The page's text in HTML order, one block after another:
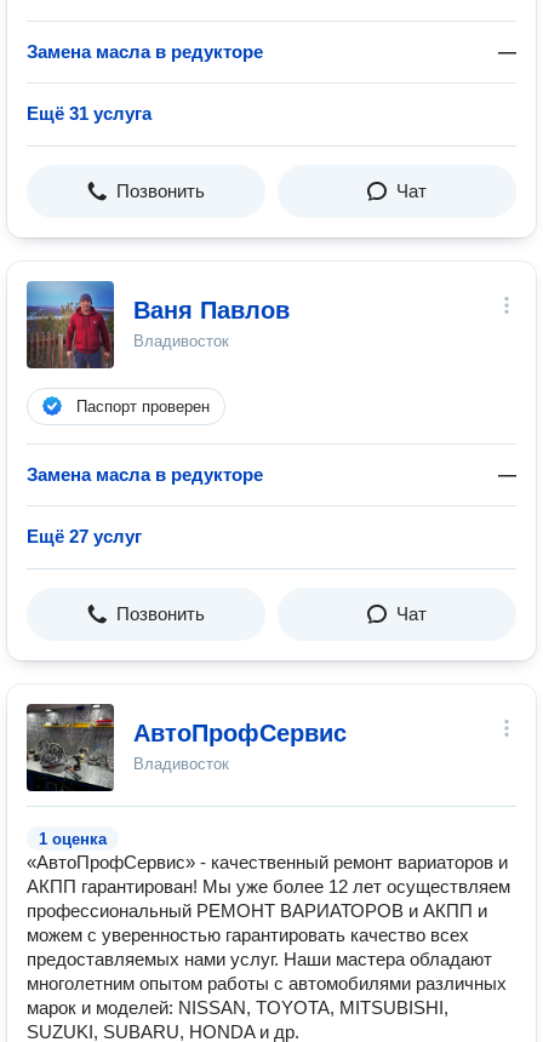
Замена масла в редукторе —
Ещё 31 услуга
Позвонить Чат
Ваня Павлов
Владивосток
Паспорт проверен
Замена масла в редукторе —
Ещё 27 услуг
Позвонить Чат
АвтоПрофСервис
Владивосток
1 оценка
«АвтоПрофСервис» - качественный ремонт вариаторов и
АКПП гарантирован! Мы уже более 12 лет осуществляем
профессиональный РЕМОНТ ВАРИАТОРОВ и АКПП и
можем с уверенностью гарантировать качество всех
предоставляемых нами услуг. Наши мастера обладают
многолетним опытом работы с автомобилями различных
марок и моделей: NISSAN, TOYOTA, MITSUBISHI,
SUZUKI, SUBARU, HONDA и др.